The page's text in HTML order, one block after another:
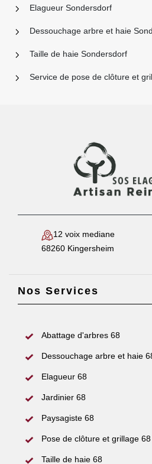
Elagueur Sondersdorf
Dessouchage arbre et haie
Taille de haie Sondersdorf
Service de pose de clôture et
12 voix mediane
68260 Kingersheim
Nos Services
Abattage d'arbres 68
Dessouchage arbre et haie
Elagueur 68
Jardinier 68
Paysagiste 68
Pose de clôture et grillage 68
Taille de haie 68